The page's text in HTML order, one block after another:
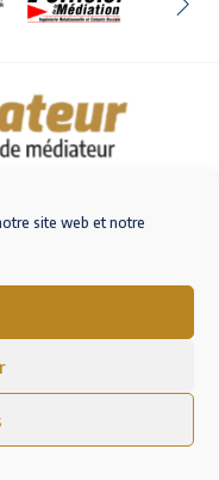
site web et notre
RGPD
(EU)